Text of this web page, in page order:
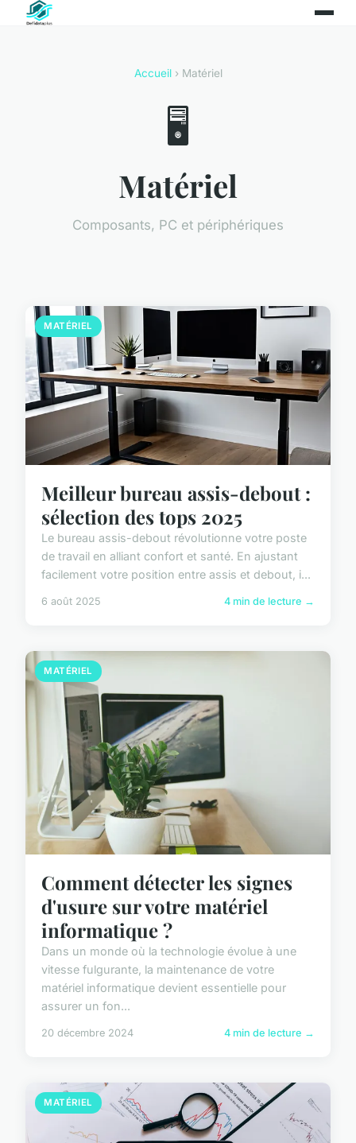
Accueil› Matériel
🖥️
Matériel
Composants, PC et périphériques
MATÉRIEL
Meilleur bureau assis-debout :
sélection des tops 2025
Le bureau assis-debout révolutionne votre poste
de travail en alliant confort et santé. En ajustant
facilement votre position entre assis et debout, i...
6 août 2025 4 min de lecture →
MATÉRIEL
Comment détecter les signes
d'usure sur votre matériel
informatique ?
Dans un monde où la technologie évolue à une
vitesse fulgurante, la maintenance de votre
matériel informatique devient essentielle pour
assurer un fon...
20 décembre 2024 4 min de lecture →
MATÉRIEL